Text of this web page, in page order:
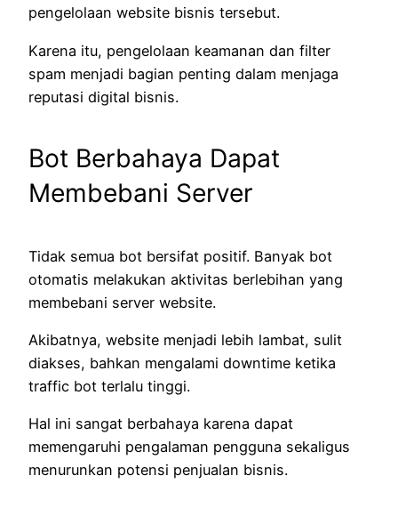
pengelolaan website bisnis tersebut.
Karena itu, pengelolaan keamanan dan filter
spam menjadi bagian penting dalam menjaga
reputasi digital bisnis.
Bot Berbahaya Dapat
Membebani Server
Tidak semua bot bersifat positif. Banyak bot
otomatis melakukan aktivitas berlebihan yang
membebani server website.
Akibatnya, website menjadi lebih lambat, sulit
diakses, bahkan mengalami downtime ketika
traffic bot terlalu tinggi.
Hal ini sangat berbahaya karena dapat
memengaruhi pengalaman pengguna sekaligus
menurunkan potensi penjualan bisnis.